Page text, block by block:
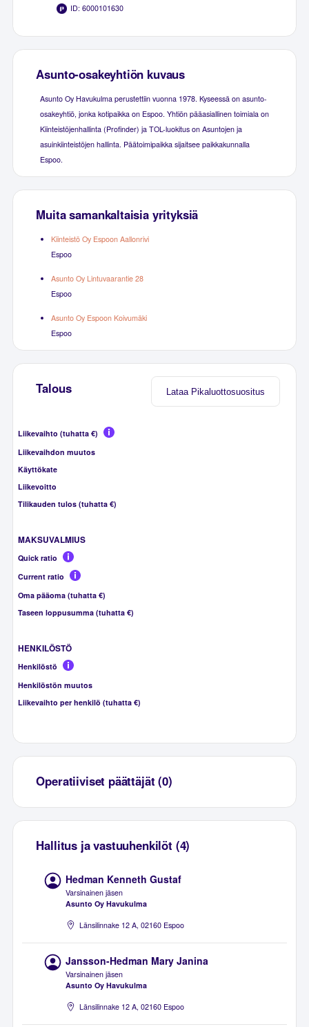
ID: 6000101630
Asunto-osakeyhtiön kuvaus
Asunto Oy Havukulma perustettiin vuonna 1978. Kyseessä on asunto-
osakeyhtiö, jonka kotipaikka on Espoo. Yhtiön pääasiallinen toimiala on
Kiinteistöjenhallinta (Profinder) ja TOL-luokitus on Asuntojen ja
asuinkiinteistöjen hallinta. Päätoimipaikka sijaitsee paikkakunnalla
Espoo.
Muita samankaltaisia yrityksiä
Kiinteistö Oy Espoon Aallonrivi
Espoo
Asunto Oy Lintuvaarantie 28
Espoo
Asunto Oy Espoon Koivumäki
Espoo
Lataa Pikaluottosuositus
Talous
Liikevaihto (tuhatta €)
Liikevaihdon muutos
Käyttökate
Liikevoitto
Tilikauden tulos (tuhatta €)
MAKSUVALMIUS
Quick ratio
Current ratio
Oma pääoma (tuhatta €)
Taseen loppusumma (tuhatta €)
HENKILÖSTÖ
Henkilöstö
Henkilöstön muutos
Liikevaihto per henkilö (tuhatta €)
Operatiiviset päättäjät (0)
Hallitus ja vastuuhenkilöt (4)
Hedman Kenneth Gustaf
Varsinainen jäsen
Asunto Oy Havukulma
Länsilinnake 12 A, 02160 Espoo
Jansson-Hedman Mary Janina
Varsinainen jäsen
Asunto Oy Havukulma
Länsilinnake 12 A, 02160 Espoo